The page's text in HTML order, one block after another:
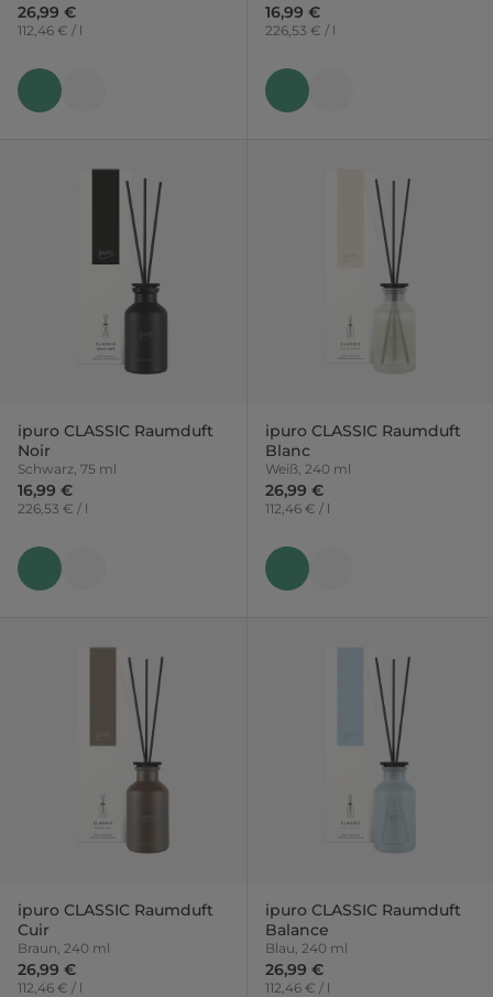
26,99 €
112,46 € / l
16,99 €
226,53 € / l
ipuro CLASSIC Raumduft
Noir
Schwarz, 75 ml
16,99 €
226,53 € / l
ipuro CLASSIC Raumduft
Blanc
Weiß, 240 ml
26,99 €
112,46 € / l
ipuro CLASSIC Raumduft
Cuir
Braun, 240 ml
26,99 €
112,46 € / l
ipuro CLASSIC Raumduft
Balance
Blau, 240 ml
26,99 €
112,46 € / l